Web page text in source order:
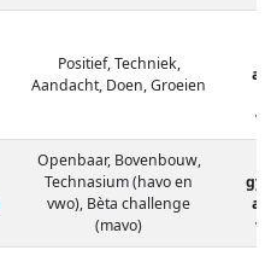
Positief, Techniek,
Aandacht, Doen, Groeien
Openbaar, Bovenbouw,
Technasium (havo en
vwo), Bèta challenge
(mavo)